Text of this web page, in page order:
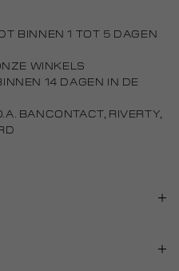
BINNEN 1 TOT 5 DAGEN
WINKELS
14 DAGEN IN DE
BANCONTACT, RIVERTY,